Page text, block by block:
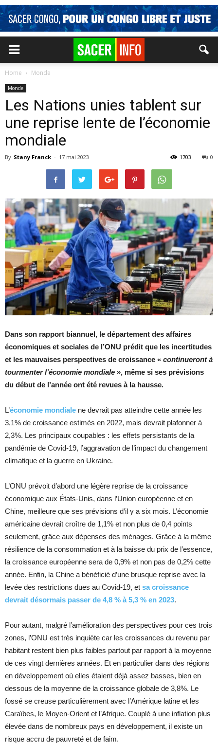
Home Monde
Monde
Les Nations unies tablent sur
une reprise lente de l’économie
mondiale
By Stany Franck - 17 mai 2023 0
1703
Dans son rapport biannuel, le département des affaires
économiques et sociales de l’ONU prédit que les incertitudes
et les mauvaises perspectives de croissance « continueront à
tourmenter l’économie mondiale », même si ses prévisions
du début de l’année ont été revues à la hausse.
L’économie mondiale ne devrait pas atteindre cette année les
3,1% de croissance estimés en 2022, mais devrait plafonner à
2,3%. Les principaux coupables : les effets persistants de la
pandémie de Covid-19, l’aggravation de l’impact du changement
climatique et la guerre en Ukraine.
L’ONU prévoit d’abord une légère reprise de la croissance
économique aux États-Unis, dans l’Union européenne et en
Chine, meilleure que ses prévisions d’il y a six mois. L’économie
américaine devrait croître de 1,1% et non plus de 0,4 points
seulement, grâce aux dépenses des ménages. Grâce à la même
résilience de la consommation et à la baisse du prix de l’essence,
la croissance européenne sera de 0,9% et non pas de 0,2% cette
année. Enfin, la Chine a bénéficié d’une brusque reprise avec la
levée des restrictions dues au Covid-19, et sa croissance
devrait désormais passer de 4,8 % à 5,3 % en 2023.
Pour autant, malgré l’amélioration des perspectives pour ces trois
zones, l’ONU est très inquiète car les croissances du revenu par
habitant restent bien plus faibles partout par rapport à la moyenne
de ces vingt dernières années. Et en particulier dans des régions
en développement où elles étaient déjà assez basses, bien en
dessous de la moyenne de la croissance globale de 3,8%. Le
fossé se creuse particulièrement avec l’Amérique latine et les
Caraïbes, le Moyen-Orient et l’Afrique. Couplé à une inflation plus
élevée dans de nombreux pays en développement, il existe un
risque accru de pauvreté et de faim.